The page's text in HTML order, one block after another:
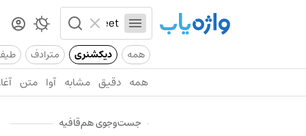
همه دیکشنری مترادف
همه دقیق مشابه آوا متن
جست‌وجوی هم‌قافیه